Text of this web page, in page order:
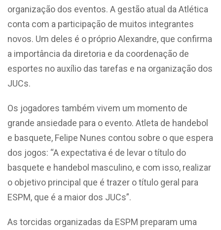
organização dos eventos. A gestão atual da Atlética
conta com a participação de muitos integrantes
novos. Um deles é o próprio Alexandre, que confirma
a importância da diretoria e da coordenação de
esportes no auxílio das tarefas e na organização dos
JUCs.
Os jogadores também vivem um momento de
grande ansiedade para o evento. Atleta de handebol
e basquete, Felipe Nunes contou sobre o que espera
dos jogos: “A expectativa é de levar o título do
basquete e handebol masculino, e com isso, realizar
o objetivo principal que é trazer o título geral para
ESPM, que é a maior dos JUCs”.
As torcidas organizadas da ESPM preparam uma